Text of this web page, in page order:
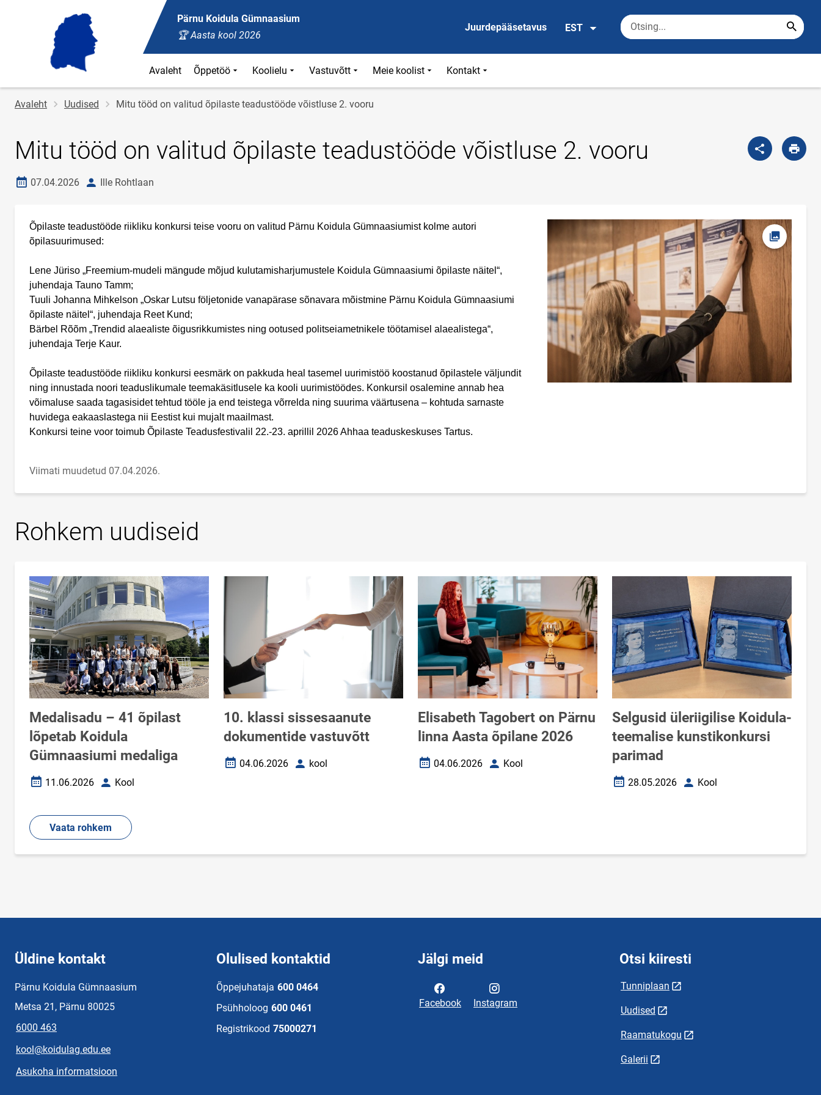
Pärnu Koidula Gümnaasium
🏆 Aasta kool 2026
Juurdepääsetavus EST
Avaleht Õppetöö Koolielu Vastuvõtt Meie koolist Kontakt
Jälglink
Avaleht Uudised Mitu tööd on valitud õpilaste teadustööde võistluse 2. vooru
Mitu tööd on valitud õpilaste teadustööde võistluse 2. vooru
Loomise kuupäev
07.04.2026 autorIlle Rohtlaan
Õpilaste teadustööde riikliku konkursi teise vooru on valitud Pärnu Koidula Gümnaasiumist kolme autori
õpilasuurimused:
Lene Jüriso „Freemium-mudeli mängude mõjud kulutamisharjumustele Koidula Gümnaasiumi õpilaste näitel“,
juhendaja Tauno Tamm;
Tuuli Johanna Mihkelson „Oskar Lutsu följetonide vanapärase sõnavara mõistmine Pärnu Koidula Gümnaasiumi
õpilaste näitel“, juhendaja Reet Kund;
Bärbel Rõõm „Trendid alaealiste õigusrikkumistes ning ootused politseiametnikele töötamisel alaealistega“,
juhendaja Terje Kaur.
Õpilaste teadustööde riikliku konkursi eesmärk on pakkuda heal tasemel uurimistöö koostanud õpilastele väljundit
ning innustada noori teaduslikumale teemakäsitlusele ka kooli uurimistöödes. Konkursil osalemine annab hea
võimaluse saada tagasisidet tehtud tööle ja end teistega võrrelda ning suurima väärtusena – kohtuda sarnaste
huvidega eakaaslastega nii Eestist kui mujalt maailmast.
Konkursi teine voor toimub Õpilaste Teadusfestivalil 22.-23. aprillil 2026 Ahhaa teaduskeskuses Tartus.
Ava foto
Viimati muudetud 07.04.2026.
Rohkem uudiseid
Medalisadu – 41 õpilast
lõpetab Koidula
Gümnaasiumi medaliga
Loomise kuupäev
11.06.2026 AutorKool
10. klassi sissesaanute
dokumentide vastuvõtt
Loomise kuupäev
04.06.2026 Autorkool
Elisabeth Tagobert on Pärnu
linna Aasta õpilane 2026
Loomise kuupäev
04.06.2026 AutorKool
Selgusid üleriigilise Koidula-
teemalise kunstikonkursi
parimad
Loomise kuupäev
28.05.2026 AutorKool
Vaata rohkem
Üldine kontakt
Pärnu Koidula Gümnaasium
Metsa 21, Pärnu 80025
6000 463
kool@koidulag.edu.ee
Asukoha informatsioon
Olulised kontaktid
Õppejuhataja 600 0464
Psühholoog 600 0461
Registrikood 75000271
Jälgi meid
Facebook Instagram
Otsi kiiresti
Tunniplaan
Uudised
Raamatukogu
Galerii